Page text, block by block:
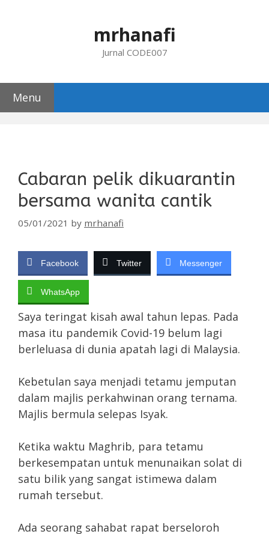
mrhanafi
Jurnal CODE007
Menu
Cabaran pelik dikuarantin
bersama wanita cantik
05/01/2021 by mrhanafi
Facebook Twitter Messenger
WhatsApp
Saya teringat kisah awal tahun lepas. Pada
masa itu pandemik Covid-19 belum lagi
berleluasa di dunia apatah lagi di Malaysia.
Kebetulan saya menjadi tetamu jemputan
dalam majlis perkahwinan orang ternama.
Majlis bermula selepas Isyak.
Ketika waktu Maghrib, para tetamu
berkesempatan untuk menunaikan solat di
satu bilik yang sangat istimewa dalam
rumah tersebut.
Ada seorang sahabat rapat berseloroh